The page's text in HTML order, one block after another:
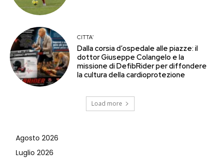
CITTA'
Dalla corsia d’ospedale alle piazze: il
dottor Giuseppe Colangelo e la
missione di DefibRider per diffondere
la cultura della cardioprotezione
Load more
Agosto 2026
Luglio 2026